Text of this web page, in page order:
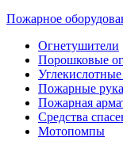
Пожарное
Огнетушители
Порошковые
Пожарные
Пожарная
Средства
Мотопомпы